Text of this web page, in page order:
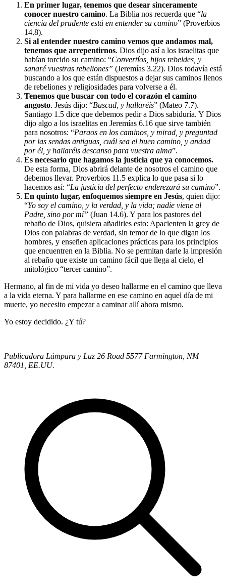
En primer lugar, tenemos que desear sinceramente
conocer nuestro camino. La Biblia nos recuerda que “la
ciencia del prudente está en entender su camino” (Proverbios
14.8).
Si al entender nuestro camino vemos que andamos mal,
tenemos que arrepentirnos. Dios dijo así a los israelitas que
habían torcido su camino: “Convertíos, hijos rebeldes, y
sanaré vuestras rebeliones” (Jeremías 3.22). Dios todavía está
buscando a los que están dispuestos a dejar sus caminos llenos
de rebeliones y religiosidades para volverse a él.
Tenemos que buscar con todo el corazón el camino
angosto. Jesús dijo: “Buscad, y hallaréis” (Mateo 7.7).
Santiago 1.5 dice que debemos pedir a Dios sabiduría. Y Dios
dijo algo a los israelitas en Jeremías 6.16 que sirve también
para nosotros: “Paraos en los caminos, y mirad, y preguntad
por las sendas antiguas, cuál sea el buen camino, y andad
por él, y hallaréis descanso para vuestra alma”.
Es necesario que hagamos la justicia que ya conocemos.
De esta forma, Dios abrirá delante de nosotros el camino que
debemos llevar. Proverbios 11.5 explica lo que pasa si lo
hacemos así: “La justicia del perfecto enderezará su camino”.
En quinto lugar, enfoquemos siempre en Jesús, quien dijo:
“Yo soy el camino, y la verdad, y la vida; nadie viene al
Padre, sino por mí” (Juan 14.6). Y para los pastores del
rebaño de Dios, quisiera añadirles esto: Apacienten la grey de
Dios con palabras de verdad, sin temor de lo que digan los
hombres, y enseñen aplicaciones prácticas para los principios
que encuentren en la Biblia. No se permitan darle la impresión
al rebaño que existe un camino fácil que llega al cielo, el
mitológico “tercer camino”.
Hermano, al fin de mi vida yo deseo hallarme en el camino que lleva
a la vida eterna. Y para hallarme en ese camino en aquel día de mi
muerte, yo necesito empezar a caminar allí ahora mismo.
Yo estoy decidido. ¿Y tú?
Publicadora Lámpara y Luz 26 Road 5577 Farmington, NM
87401, EE.UU.